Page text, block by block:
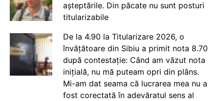
așteptările. Din păcate nu sunt posturi
titularizabile
De la 4.90 la Titularizare 2026, o
învățătoare din Sibiu a primit nota 8.70
după contestație: Când am văzut nota
inițială, nu mă puteam opri din plâns.
Mi-am dat seama că lucrarea mea nu a
fost corectată în adevăratul sens al